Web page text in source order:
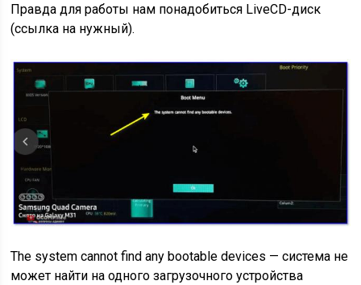
Правда для работы нам понадобиться LiveCD-диск
(ссылка на нужный).
The system cannot find any bootable devices — система не
может найти на одного загрузочного устройства